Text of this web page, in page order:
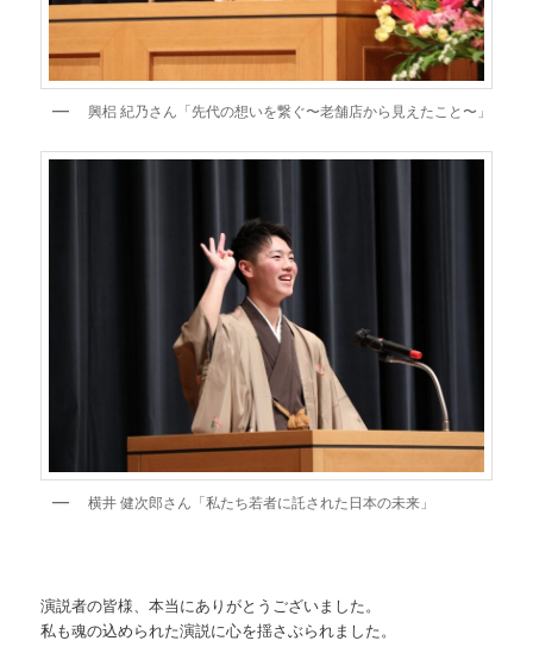
興梠 紀乃さん「先代の想いを繋ぐ〜老舗店から見えたこと〜」
横井 健次郎さん「私たち若者に託された日本の未来」
演説者の皆様、本当にありがとうございました。
私も魂の込められた演説に心を揺さぶられました。